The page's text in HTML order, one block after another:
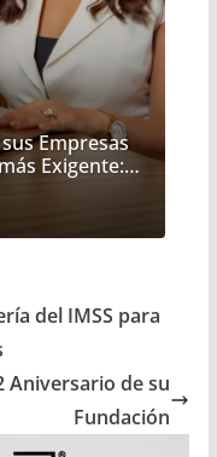
Empresas
Exigente:
del IMSS para
Aniversario de su
Fundación